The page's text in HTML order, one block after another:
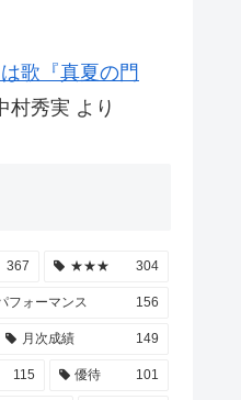
歌『真夏の門
村秀実 より
367 ★★★ 304
フォーマンス 156
月次成績 149
115 優待 101